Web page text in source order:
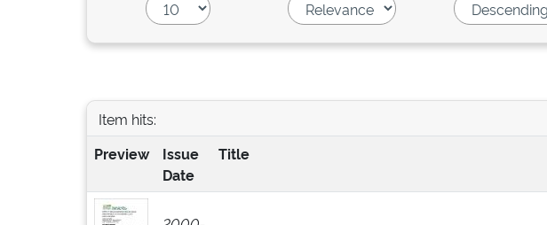
Item hits:
Preview
Issue
Date
Title